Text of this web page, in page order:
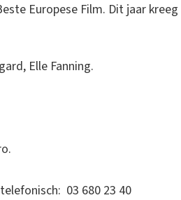
Europese Film. Dit jaar
Elle Fanning.
03 680 23 40